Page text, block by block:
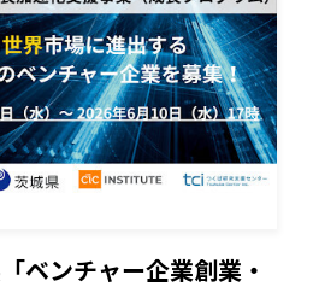
ベンチャー企業創業・